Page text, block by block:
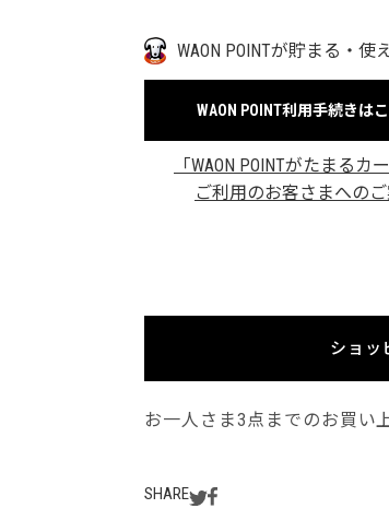
WAON POINTが貯まる・使
WAON POINT利用手続きは
「WAON POINTがたまるカ
ご利用のお客さまへの
ショッ
お一人さま3点までのお買い
SHARE